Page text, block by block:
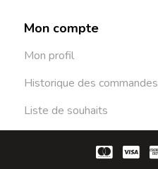
Mon compte
Mon profil
Historique des commandes
Liste de souhaits